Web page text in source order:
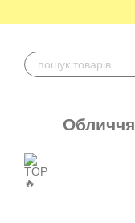
Обличчя